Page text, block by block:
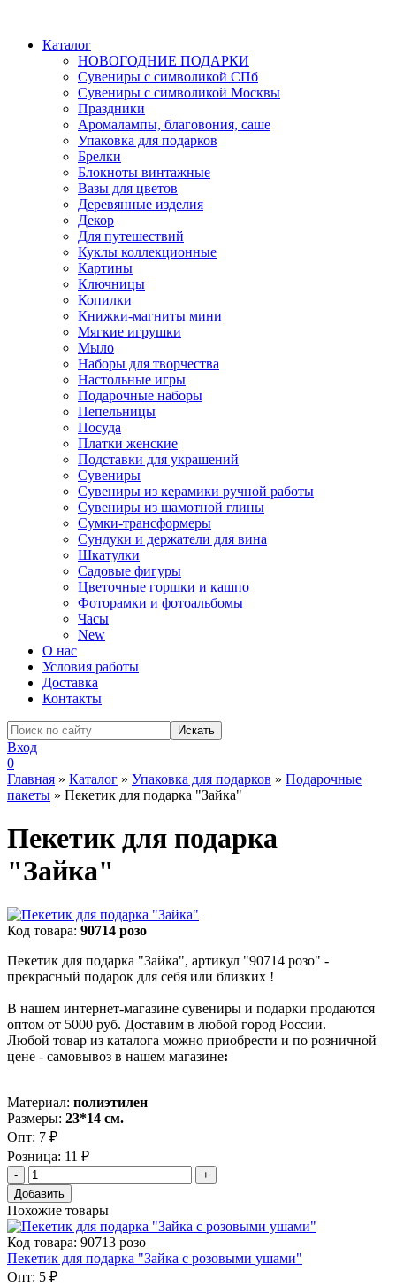
Каталог
НОВОГОДНИЕ ПОДАРКИ
Сувениры с символикой СПб
Сувениры с символикой Москвы
Праздники
Аромалампы, благовония, саше
Упаковка для подарков
Брелки
Блокноты винтажные
Вазы для цветов
Деревянные изделия
Декор
Для путешествий
Куклы коллекционные
Картины
Ключницы
Копилки
Книжки-магниты мини
Мягкие игрушки
Мыло
Наборы для творчества
Настольные игры
Подарочные наборы
Пепельницы
Посуда
Платки женские
Подставки для украшений
Сувениры
Сувениры из керамики ручной работы
Сувениры из шамотной глины
Сумки-трансформеры
Сундуки и держатели для вина
Шкатулки
Садовые фигуры
Цветочные горшки и кашпо
Фоторамки и фотоальбомы
Часы
New
О нас
Условия работы
Доставка
Контакты
Вход
0
Главная » Каталог » Упаковка для подарков » Подарочные
пакеты » Пекетик для подарка "Зайка"
Пекетик для подарка
"Зайка"
Код товара: 90714 розо
Пекетик для подарка "Зайка", артикул "90714 розо" -
прекрасный подарок для себя или близких !
В нашем интернет-магазине сувениры и подарки продаются
оптом от 5000 руб. Доставим в любой город России.
Любой товар из каталога можно приобрести и по розничной
цене - самовывоз в нашем магазине:
Материал: полиэтилен
Размеры: 23*14 см.
Опт: 7 ₽
Розница: 11 ₽
Добавить
Похожие товары
Код товара: 90713 розо
Пекетик для подарка "Зайка с розовыми ушами"
Опт: 5 ₽